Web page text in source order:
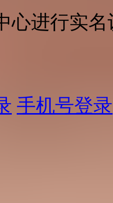
心进行实名
手机号登录